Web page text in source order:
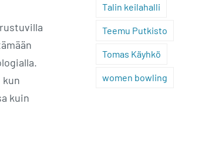
kun
kuin
Talin keilahalli
Teemu Putkisto
Tomas Käyhkö
women bowling